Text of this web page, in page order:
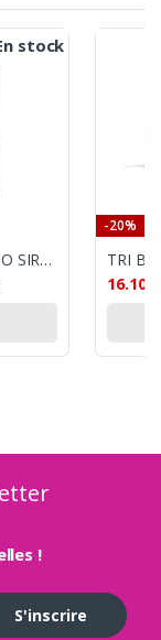
stock
XEN KELA FER LIPO SIROP 150ML
-20%
16.100
!
S'inscrire